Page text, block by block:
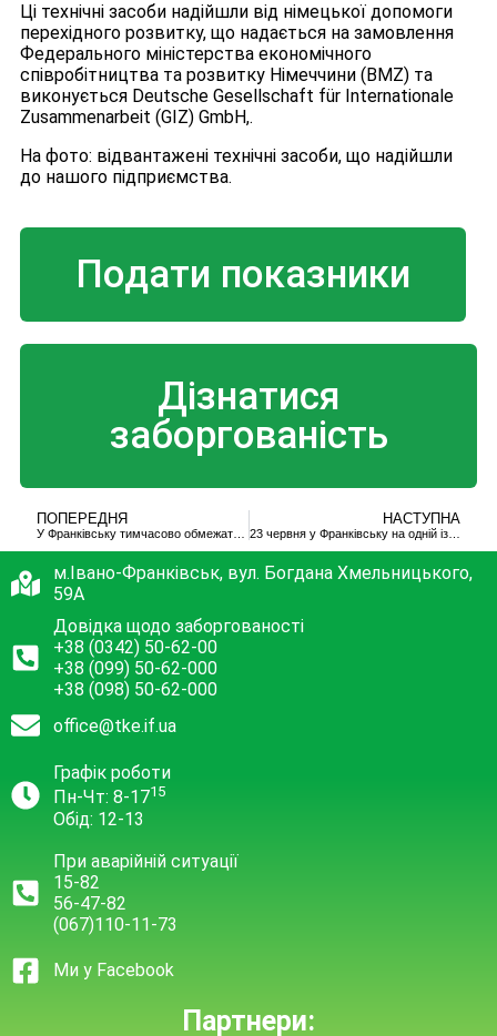
Ці технічні засоби надійшли від німецької допомоги
перехідного розвитку, що надається на замовлення
Федерального міністерства економічного
співробітництва та розвитку Німеччини (BMZ) та
виконується Deutsche Gesellschaft für Internationale
Zusammenarbeit (GIZ) GmbH,.
На фото: відвантажені технічні засоби, що надійшли
до нашого підприємства.
Подати показники
Дізнатися
заборгованість
ПОПЕРЕДНЯ НАСТУПНА
23 червня у Франківську на одній із вулиць тимчасово обмежать рух автотранспорту
м.Івано-Франківськ, вул. Богдана Хмельницького,
59А
Довідка щодо заборгованості
+38 (0342) 50-62-00
+38 (099) 50-62-000
+38 (098) 50-62-000
office@tke.if.ua
Графік роботи
Пн-Чт: 8-1715
Обід: 12-13
При аварійній ситуації
15-82
56-47-82
(067)110-11-73
Ми у Facebook
Партнери: